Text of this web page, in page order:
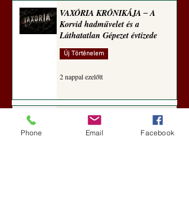
VAXÓRIA KRÓNIKÁJA ‒ A
Korvid hadművelet és a
Láthatatlan Gépezet évtizede
Új Történelem
2 nappal ezelőtt
Darai Lajos: Naplóbölcsességeim
Phone Email Facebook